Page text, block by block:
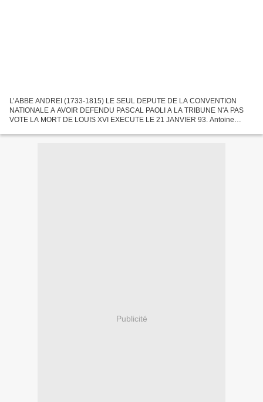
L’ABBE ANDREI (1733-1815) LE SEUL DEPUTE DE LA CONVENTION
NATIONALE A AVOIR DEFENDU PASCAL PAOLI A LA TRIBUNE N'A PAS
VOTE LA MORT DE LOUIS XVI EXECUTE LE 21 JANVIER 93. Antoine
né...
Publicité